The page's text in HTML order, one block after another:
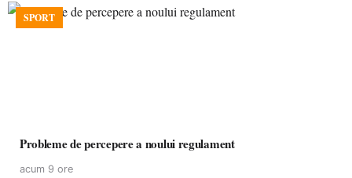
SPORT
Probleme de percepere a noului regulament
acum 9 ore